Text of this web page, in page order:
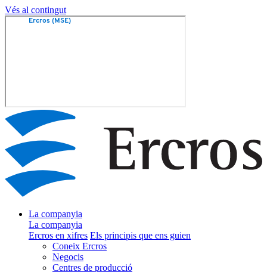
Vés al contingut
La companyia
La companyia
Ercros en xifres Els principis que ens guien
Coneix Ercros
Negocis
Centres de producció